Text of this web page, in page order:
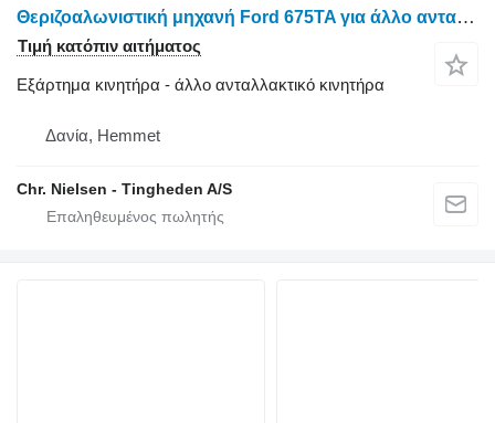
Θεριζοαλωνιστική μηχανή Ford 675TA για άλλο ανταλλακτικό κινητήρα Korpus maslianoho radiatora
Τιμή κατόπιν αιτήματος
Εξάρτημα κινητήρα - άλλο ανταλλακτικό κινητήρα
Δανία, Hemmet
Chr. Nielsen - Tingheden A/S